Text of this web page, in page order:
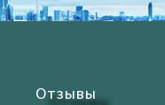
Отзывы